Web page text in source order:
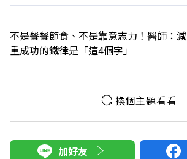
不是餐餐節食、不是靠意志力！醫師：減
重成功的鐵律是「這4個字」
換個主題看看
加好友